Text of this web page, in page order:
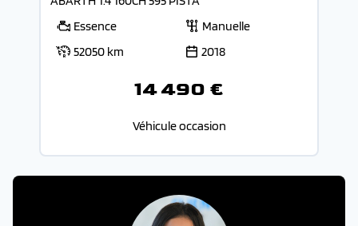
Essence
Manuelle
52050 km
2018
14 490 €
Véhicule occasion